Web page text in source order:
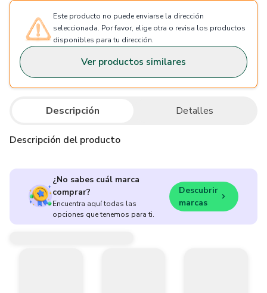
Este producto no puede enviarse la dirección
seleccionada. Por favor, elige otra o revisa los productos
disponibles para tu dirección.
Ver productos similares
Descripción Detalles
Descripción del producto
¿No sabes cuál marca
comprar?
Encuentra aquí todas las
opciones que tenemos para ti.
Descubrir
marcas